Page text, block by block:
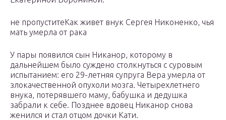
не пропуститеКак живет внук Сергея Никоненко, чья
мать умерла от рака
У пары появился сын Никанор, которому в
дальнейшем было суждено столкнуться с суровым
испытанием: его 29-летняя супруга Вера умерла от
злокачественной опухоли мозга. Четырехлетнего
внука, потерявшего маму, бабушка и дедушка
забрали к себе. Позднее вдовец Никанор снова
женился и стал отцом дочки Кати.